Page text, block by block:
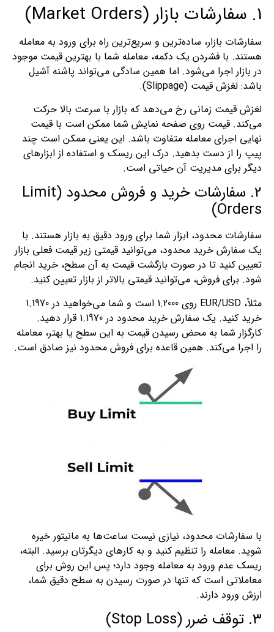
1. سفارشات بازار (Market Orders)
سفارشات بازار، ساده‌ترین و سریع‌ترین راه برای ورود به معامله
هستند. با فشردن یک دکمه، معامله شما با بهترین قیمت موجود
در بازار اجرا می‌شود. اما همین سادگی می‌تواند پاشنه آشیل
باشد: لغزش قیمت (Slippage).
لغزش قیمت زمانی رخ می‌دهد که بازار با سرعت بالا حرکت
می‌کند. قیمت روی صفحه نمایش شما ممکن است با قیمت
نهایی اجرای معامله متفاوت باشد. این یعنی ممکن است چند
پیپ را از دست بدهید. درک این ریسک و استفاده از ابزارهای
دیگر برای مدیریت آن حیاتی است.
2. سفارشات خرید و فروش محدود (Limit
Orders)
سفارشات محدود، ابزار شما برای ورود دقیق به بازار هستند. با
یک سفارش خرید محدود، می‌توانید قیمتی زیر قیمت فعلی بازار
تعیین کنید تا در صورت بازگشت قیمت به آن سطح، خرید انجام
شود. برای فروش، می‌توانید قیمتی بالاتر از بازار تعیین کنید.
مثلاً، EUR/USD روی 1.2000 است و شما می‌خواهید در 1.1970
خرید کنید. یک سفارش خرید محدود در 1.1970 قرار دهید.
کارگزار شما به محض رسیدن قیمت به این سطح یا بهتر، معامله
را اجرا می‌کند. همین قاعده برای فروش محدود نیز صادق است.
با سفارشات محدود، نیازی نیست ساعت‌ها به مانیتور خیره
شوید. معامله را تنظیم کنید و به کارهای دیگرتان برسید. البته،
ریسک عدم ورود به معامله وجود دارد؛ پس این روش برای
معاملاتی است که تنها در صورت رسیدن به سطح دقیق شما،
ارزش ورود دارند.
3. توقف ضرر (Stop Loss)